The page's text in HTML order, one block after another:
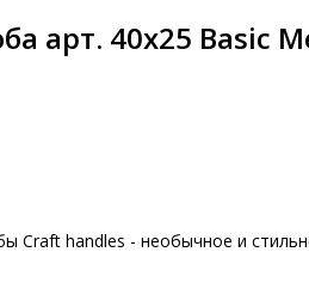
арт. 40х25 Basic
Craft handles - необычное и